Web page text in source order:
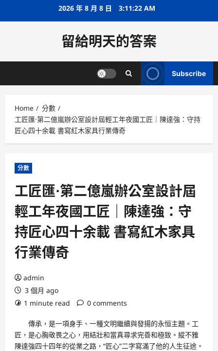
2026 年 8 月 8 日 3:11:23 AM
留給明天的答案
Subscribe
Home
分數
工匠匯·第二億嵐辦公室設計屆輕工年夜國工匠｜陳達強：守持
匠心四十余載 書寫紅木家具行業傳奇
分數
工匠匯·第二億嵐辦公室設計屆
輕工年夜國工匠｜陳達強：守
持匠心四十余載 書寫紅木家具
行業傳奇
admin
3 個月 ago
1 minute read
0 comments
傳承，是一項身手、一種文明繼續與發揚的永恒主題。工
匠，是心胸敬畏之心，用結壯和當真尋求完善和極致。縱不雅
陳達強四十四年的從業之路，“匠心”二字寫滿了他的人生征途。